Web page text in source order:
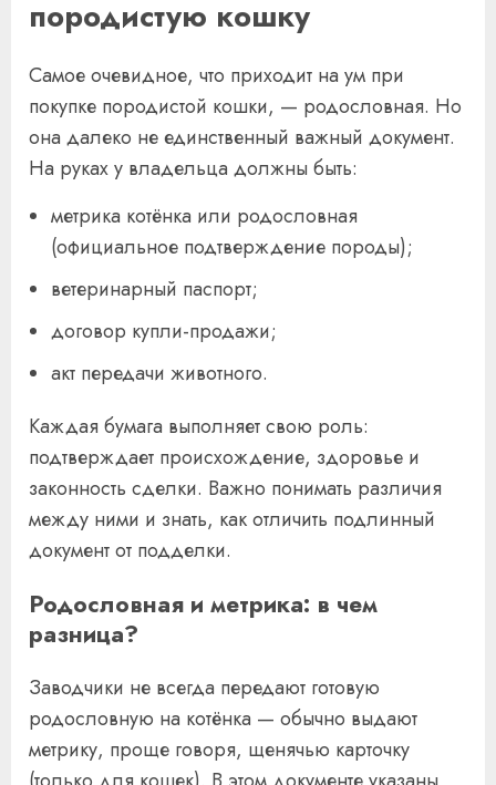
породистую кошку
Самое очевидное, что приходит на ум при
покупке породистой кошки, — родословная. Но
она далеко не единственный важный документ.
На руках у владельца должны быть:
метрика котёнка или родословная
(официальное подтверждение породы);
ветеринарный паспорт;
договор купли-продажи;
акт передачи животного.
Каждая бумага выполняет свою роль:
подтверждает происхождение, здоровье и
законность сделки. Важно понимать различия
между ними и знать, как отличить подлинный
документ от подделки.
Родословная и метрика: в чем
разница?
Заводчики не всегда передают готовую
родословную на котёнка — обычно выдают
метрику, проще говоря, щенячью карточку